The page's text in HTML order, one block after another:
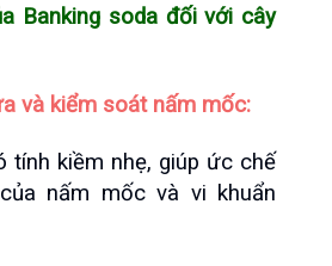
Banking soda đối với cây
và kiểm soát nấm mốc:
tính kiềm nhẹ, giúp ức chế
nấm mốc và vi khuẩn